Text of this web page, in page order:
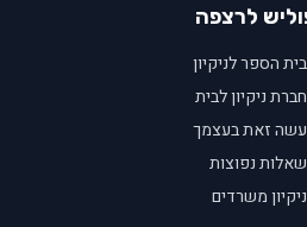
לרצפה
בית הספר לניקיון
חברת ניקיון לבית
עשה זאת בעצמך
שאלות נפוצות
ניקיון משרדים